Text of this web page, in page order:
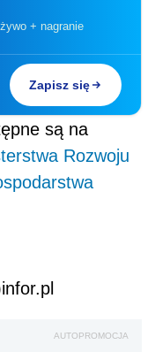
+ nagranie
Zapisz się
są na
Rozwoju
AUTOPROMOCJA